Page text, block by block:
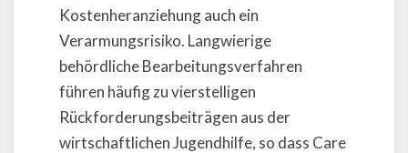
Kostenheranziehung auch ein
Verarmungsrisiko. Langwierige
behördliche Bearbeitungsverfahren
führen häufig zu vierstelligen
Rückforderungsbeiträgen aus der
wirtschaftlichen Jugendhilfe, so dass Care